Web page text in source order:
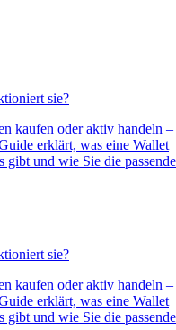
sie?
kaufen oder aktiv handeln –
erklärt, was eine Wallet
und wie Sie die passende
sie?
kaufen oder aktiv handeln –
erklärt, was eine Wallet
und wie Sie die passende